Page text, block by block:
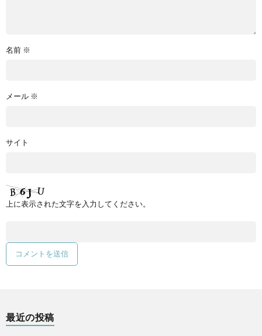
名前 ※
メール ※
サイト
上に表示された文字を入力してください。
最近の投稿